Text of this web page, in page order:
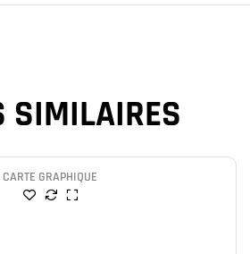
SIMILAIRES
CARTE GRAPHIQUE